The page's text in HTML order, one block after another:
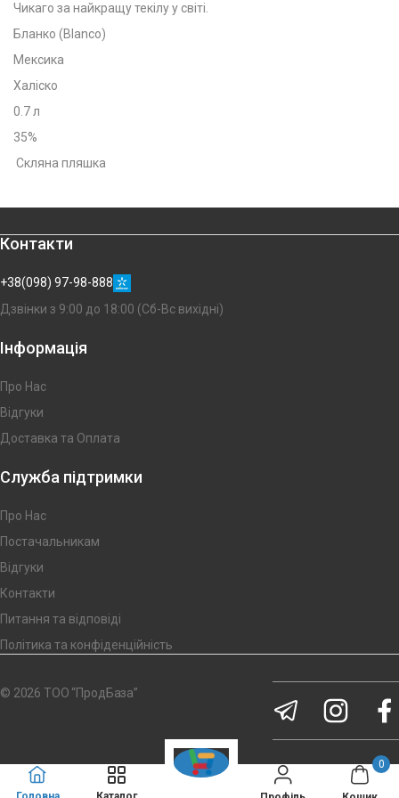
0
Чикаго за найкращу текілу у світі.
Бланко (Blanco)
Мексика
Халіско
0.7 л
35%
Скляна пляшка
Контакти
+38(098) 97-98-888
Дзвінки з 9:00 до 18:00 (Сб-Вс вихідні)
Інформація
Про Нас
Відгуки
Доставка та Оплата
Служба підтримки
Про Нас
Постачальникам
Відгуки
Контакти
Питання та відповіді
Політика та конфіденційність
© 2026 ТОО “ПродБаза”